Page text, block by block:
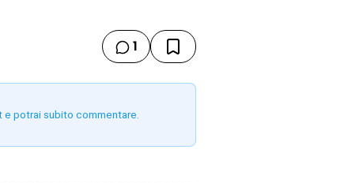
1
potrai subito commentare.